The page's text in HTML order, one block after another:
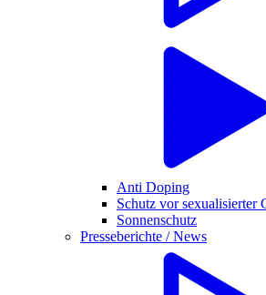
Anti Doping
Schutz vor sexualisierter
Sonnenschutz
Presseberichte / News